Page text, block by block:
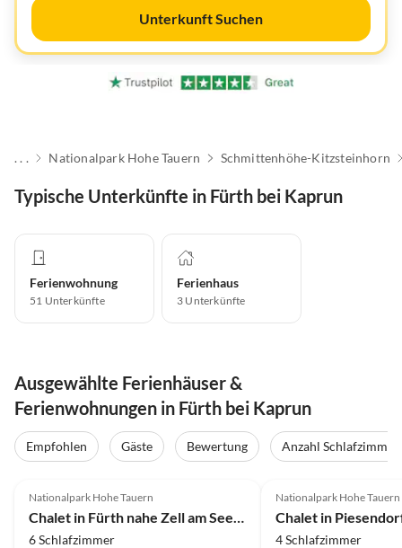
Unterkunft Suchen
. . . Nationalpark Hohe Tauern Schmittenhöhe-Kitzsteinhorn
Typische Unterkünfte in Fürth bei Kaprun
Ferienwohnung
51 Unterkünfte
Ferienhaus
3 Unterkünfte
Ausgewählte Ferienhäuser &
Ferienwohnungen in Fürth bei Kaprun
Empfohlen Gäste Bewertung
Anzahl Schlafzimmer
Nationalpark Hohe Tauern
6 Schlafzimmer
Nationalpark Hohe Tauern
Chalet in
4 Schlafzimmer